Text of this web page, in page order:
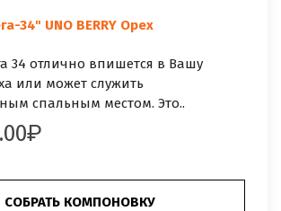
34" UNO BERRY Орех
34 отлично впишется в Вашу
или может служить
спальным местом. Это..
СОБРАТЬ КОМПОНОВКУ